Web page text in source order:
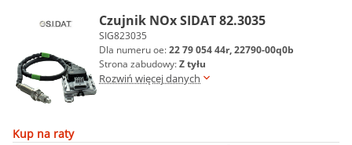
Czujnik NOx SIDAT 82.3035
SIG823035
Dla numeru oe:22 79 054 44r, 22790-00q0b
Strona zabudowy:Z tyłu
Rozwiń więcej danych
Kup na raty